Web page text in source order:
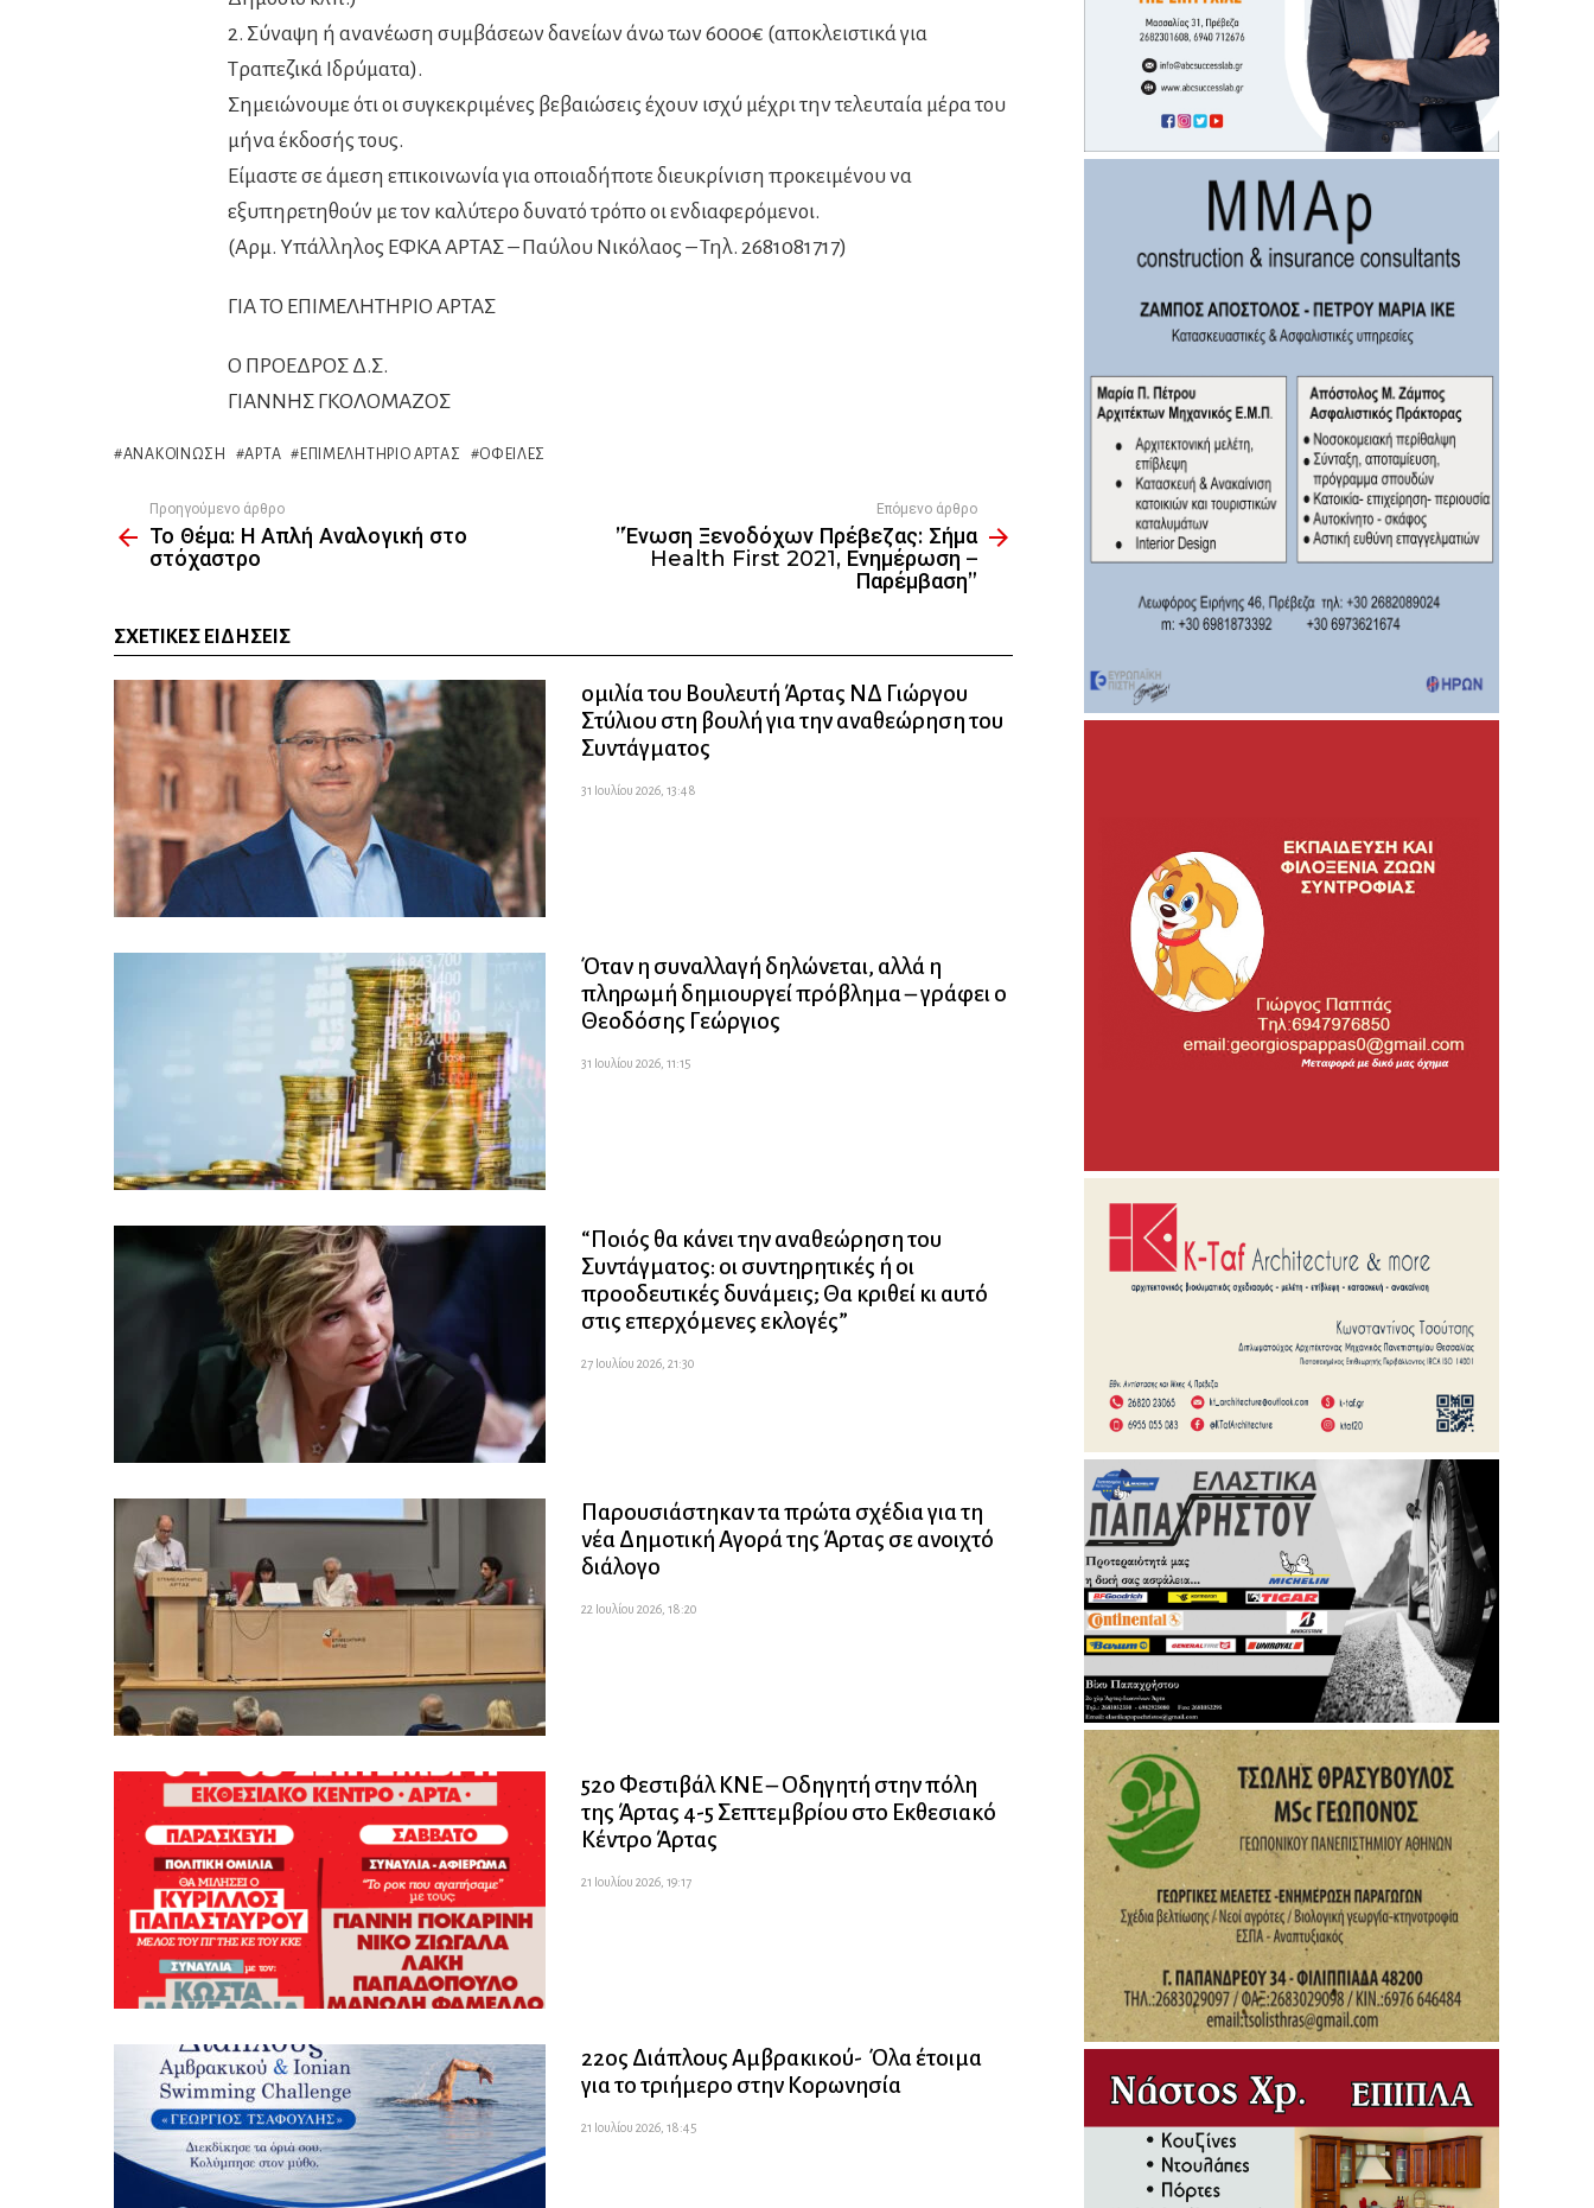
2. Σύναψη ή ανανέωση συμβάσεων δανείων άνω των 6000€ (αποκλειστικά για
Τραπεζικά Ιδρύματα).
Σημειώνουμε ότι οι συγκεκριμένες βεβαιώσεις έχουν ισχύ μέχρι την τελευταία μέρα του
μήνα έκδοσής τους.
Είμαστε σε άμεση επικοινωνία για οποιαδήποτε διευκρίνιση προκειμένου να
εξυπηρετηθούν με τον καλύτερο δυνατό τρόπο οι ενδιαφερόμενοι.
(Αρμ. Υπάλληλος ΕΦΚΑ ΑΡΤΑΣ – Παύλου Νικόλαος – Τηλ. 2681081717)
ΓΙΑ ΤΟ ΕΠΙΜΕΛΗΤΗΡΙΟ ΑΡΤΑΣ
Ο ΠΡΟΕΔΡΟΣ Δ.Σ.
ΓΙΑΝΝΗΣ ΓΚΟΛΟΜΑΖΟΣ
ΑΝΑΚΟΊΝΩΣΗ ΆΡΤΑ ΕΠΙΜΕΛΗΤΉΡΙΟ ΆΡΤΑΣ ΟΦΕΙΛΈΣ
more
Προηγούμενο άρθρο
Το Θέμα: Η Απλή Αναλογική στο
στόχαστρο
Επόμενο άρθρο
”Ένωση Ξενοδόχων Πρέβεζας: Σήμα
Health First 2021, Ενημέρωση –
Παρέμβαση”
ΣΧΕΤΙΚΈΣ ΕΙΔΉΣΕΙΣ
ομιλία του Βουλευτή Άρτας ΝΔ Γιώργου
Στύλιου στη βουλή για την αναθεώρηση του
Συντάγματος
31 Ιουλίου 2026, 13:48
Όταν η συναλλαγή δηλώνεται, αλλά η
πληρωμή δημιουργεί πρόβλημα – γράφει ο
Θεοδόσης Γεώργιος
31 Ιουλίου 2026, 11:15
“Ποιός θα κάνει την αναθεώρηση του
Συντάγματος: οι συντηρητικές ή οι
προοδευτικές δυνάμεις; Θα κριθεί κι αυτό
στις επερχόμενες εκλογές”
27 Ιουλίου 2026, 21:30
Παρουσιάστηκαν τα πρώτα σχέδια για τη
νέα Δημοτική Αγορά της Άρτας σε ανοιχτό
διάλογο
22 Ιουλίου 2026, 18:20
52ο Φεστιβάλ ΚΝΕ – Οδηγητή στην πόλη
της Άρτας 4-5 Σεπτεμβρίου στο Εκθεσιακό
Κέντρο Άρτας
21 Ιουλίου 2026, 19:17
22ος Διάπλους Αμβρακικού- Όλα έτοιμα
για το τριήμερο στην Κορωνησία
21 Ιουλίου 2026, 18:45